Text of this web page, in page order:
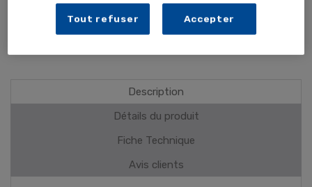
PLUS DE DÉTAILS
Description
Détails du produit
Fiche Technique
Avis clients
Tout refuser Accepter